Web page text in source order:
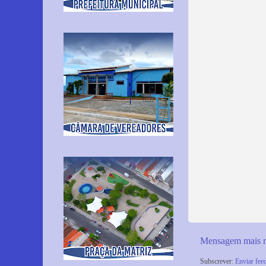
Mensagem mais
Subscrever: Enviar